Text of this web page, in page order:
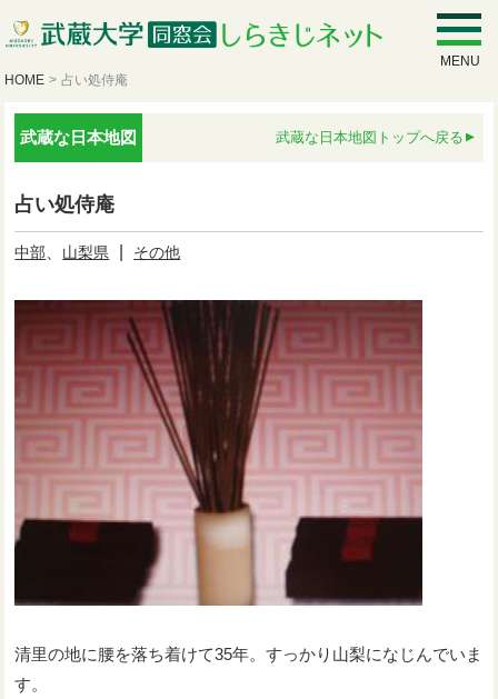
MENU
HOME > 占い処侍庵
武蔵な日本地図 武蔵な日本地図トップへ戻る
占い処侍庵
中部 山梨県 その他
清里の地に腰を落ち着けて35年。すっかり山梨になじんでいま
す。